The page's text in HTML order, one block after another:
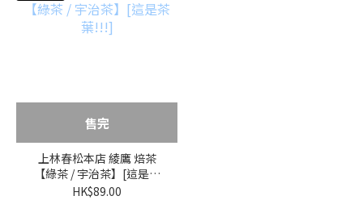
售完
上林春松本店 綾鷹 焙茶
【綠茶 / 宇治茶】[這是茶
葉!!!]
HK$89.00